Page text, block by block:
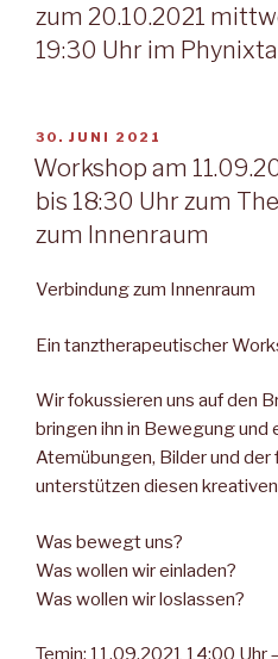
zum 20.10.2021
19:30 Uhr im
VERÖFFENTLICHT
AM
30. JUNI 2021
Workshop am
bis 18:30 Uhr zum
zum Innenraum
Verbindung zum Innenraum
Ein tanztherapeutischer
Wir fokussieren uns auf den
bringen ihn in Bewegung und
Atemübungen, Bilder und der
unterstützen diesen
Was bewegt uns?
Was wollen wir einladen?
Was wollen wir loslassen?
Temin: 11.09.2021 14:00 Uhr